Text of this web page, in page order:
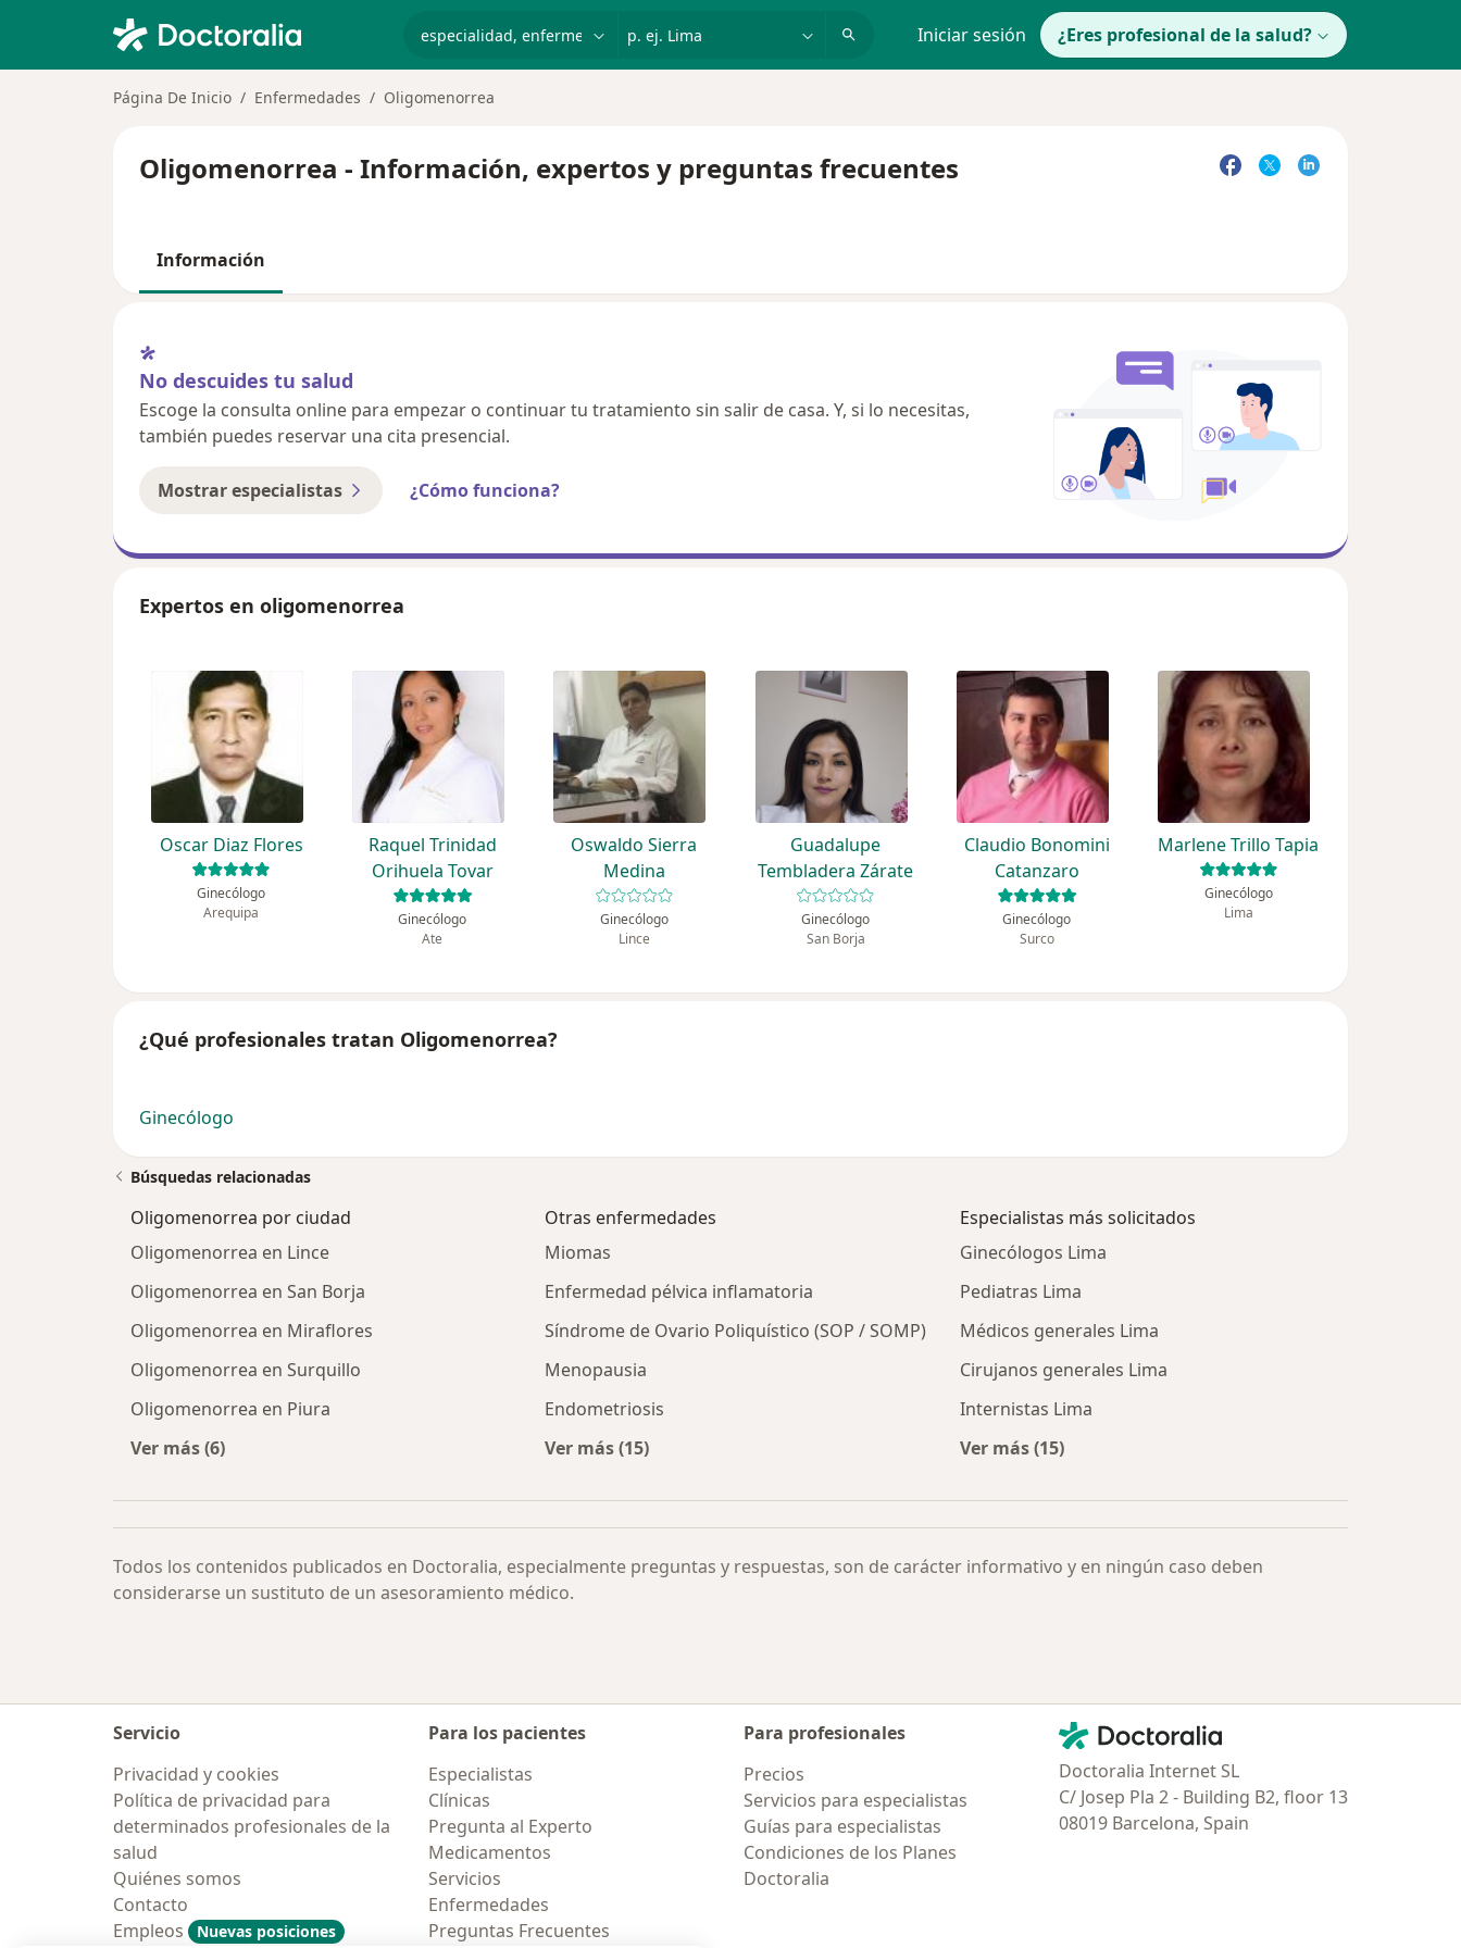
Iniciar sesión ¿Eres profesional de la salud?
Página De Inicio Enfermedades Oligomenorrea
Oligomenorrea - Información, expertos y preguntas frecuentes
Información
No descuides tu salud
Escoge la consulta online para empezar o continuar tu tratamiento sin salir de casa. Y, si lo necesitas,
también puedes reservar una cita presencial.
Mostrar especialistas ¿Cómo funciona?
Expertos en oligomenorrea
Oscar Diaz Flores
Ginecólogo
Arequipa
Raquel Trinidad
Orihuela Tovar
Ginecólogo
Ate
Oswaldo Sierra
Medina
Ginecólogo
Lince
Guadalupe
Tembladera Zárate
Ginecólogo
San Borja
Claudio Bonomini
Catanzaro
Ginecólogo
Surco
Marlene Trillo Tapia
Ginecólogo
Lima
¿Qué profesionales tratan Oligomenorrea?
Ginecólogo
Búsquedas relacionadas
Oligomenorrea por ciudad
Oligomenorrea en Lince
Oligomenorrea en San Borja
Oligomenorrea en Miraflores
Oligomenorrea en Surquillo
Oligomenorrea en Piura
Ver más (6)
Otras enfermedades
Miomas
Enfermedad pélvica inflamatoria
Síndrome de Ovario Poliquístico (SOP / SOMP)
Menopausia
Endometriosis
Ver más (15)
Especialistas más solicitados
Ginecólogos Lima
Pediatras Lima
Médicos generales Lima
Cirujanos generales Lima
Internistas Lima
Ver más (15)
Todos los contenidos publicados en Doctoralia, especialmente preguntas y respuestas, son de carácter informativo y en ningún caso deben
considerarse un sustituto de un asesoramiento médico.
Servicio
Privacidad y cookies
Política de privacidad para
determinados profesionales de la
salud
Quiénes somos
Contacto
Empleos
Nuevas posiciones
Para los pacientes
Especialistas
Clínicas
Pregunta al Experto
Medicamentos
Servicios
Enfermedades
Preguntas Frecuentes
Para profesionales
Precios
Servicios para especialistas
Guías para especialistas
Condiciones de los Planes
Doctoralia
Contacto
Doctoralia - Página de inicio
Doctoralia Internet SL
C/ Josep Pla 2 - Building B2, floor 13
08019 Barcelona, Spain